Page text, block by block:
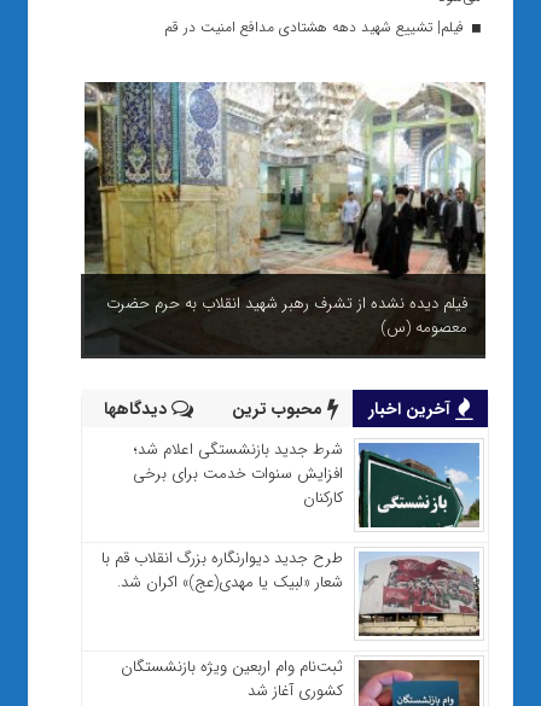
فیلم| تشییع شهید دهه هشتادی مدافع امنیت در قم
فیلم دیده نشده از تشرف رهبر شهید انقلاب به حرم حضرت
معصومه (س)
آخرین اخبار محبوب ترین دیدگاهها
شرط جدید بازنشستگی اعلام شد؛
افزایش سنوات خدمت برای برخی
کارکنان
طرح جدید دیوارنگاره بزرگ انقلاب قم با
شعار «لبیک یا مهدی(عج)» اکران شد.
ثبت‌نام وام اربعین ویژه بازنشستگان
کشوری آغاز شد